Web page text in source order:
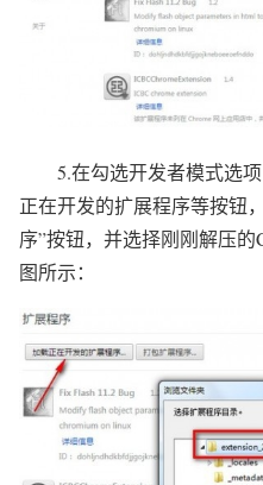
5.在勾选开发者模式选项
正在开发的扩展程序等按钮
序”按钮，并选择刚刚解压
图所示：